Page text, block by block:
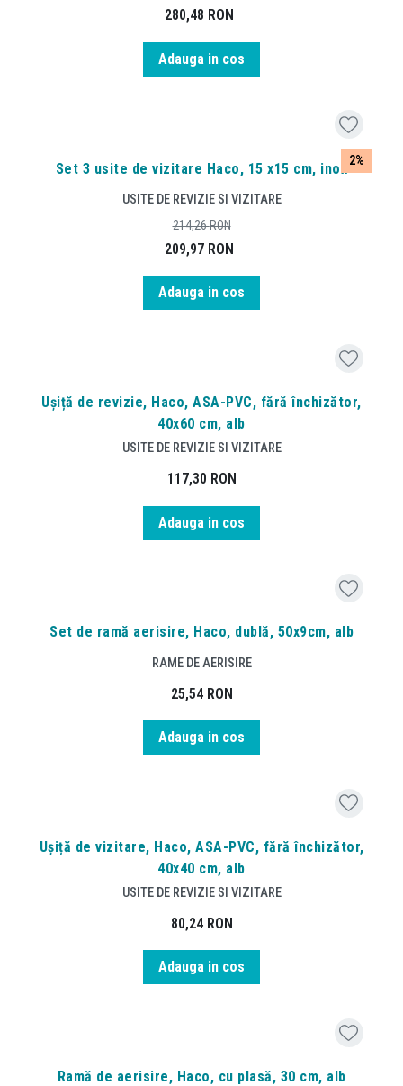
280,48 RON
Adauga in cos
2%
Set 3 usite de vizitare Haco, 15 x15 cm, inox
USITE DE REVIZIE SI VIZITARE
209,97 RON
214,26RON
Adauga in cos
Ușiță de revizie, Haco, ASA-PVC, fără închizător,
40x60 cm, alb
USITE DE REVIZIE SI VIZITARE
117,30 RON
Adauga in cos
Set de ramă aerisire, Haco, dublă, 50x9cm, alb
RAME DE AERISIRE
25,54 RON
Adauga in cos
Ușiță de vizitare, Haco, ASA-PVC, fără închizător,
40x40 cm, alb
USITE DE REVIZIE SI VIZITARE
80,24 RON
Adauga in cos
Ramă de aerisire, Haco, cu plasă, 30 cm, alb